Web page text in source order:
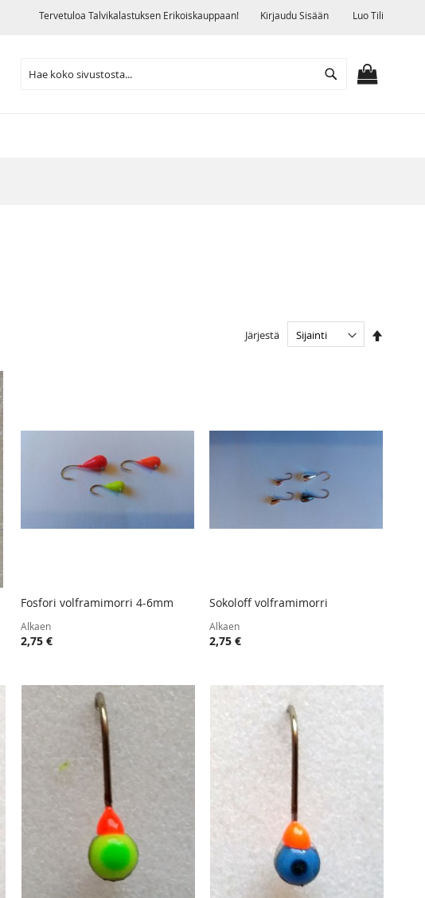
Tervetuloa Talvikalastuksen Erikoiskauppaan! Kirjaudu Sisään Luo Tili
Search
Järjestä
VERTAILUUN
VERTAILUUN
Fosfori volframimorri 4-6mm
Alkaen
2,75 €
Sokoloff volframimorri
Alkaen
2,75 €